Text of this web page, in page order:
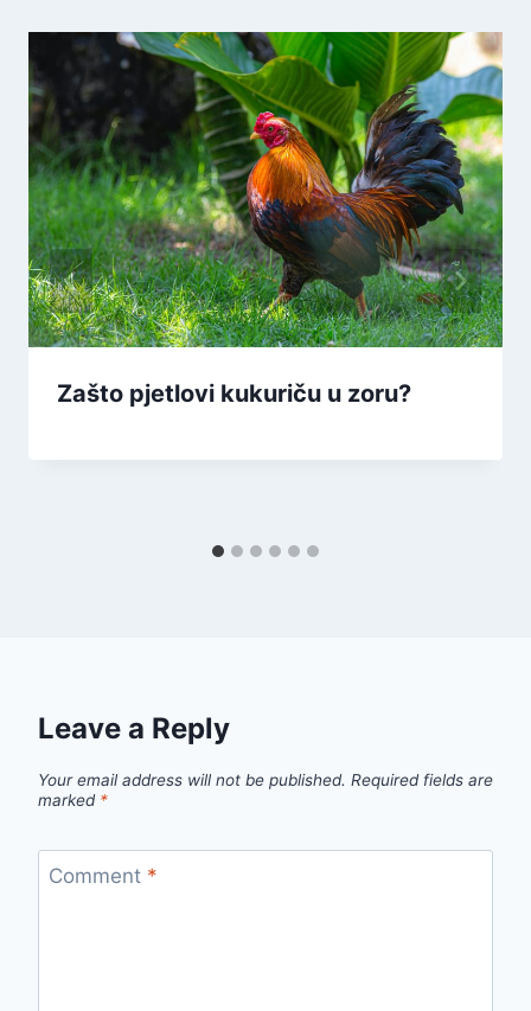
Zašto pjetlovi kukuriču u zoru?
Leave a Reply
Your email address will not be published. Required fields are
marked *
Comment *